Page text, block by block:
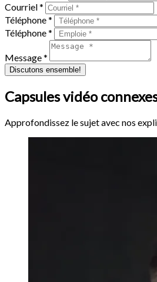
Courriel *
Téléphone *
Téléphone *
Message *
Discutons ensemble!
Capsules vidéo
Approfondissez le sujet avec nos